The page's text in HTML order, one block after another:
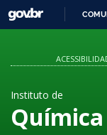
GOVBR
Instituto de
Química